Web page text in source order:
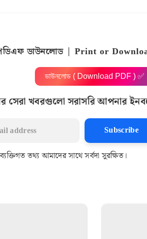
ডাউনলোড | Print or
ডাউনলোড ( Download PDF ) ✅
সেরা খবরগুলো সরাসরি আপনার
Subscribe
তথ্য আমাদের সাথে সর্বদা সুরক্ষিত।